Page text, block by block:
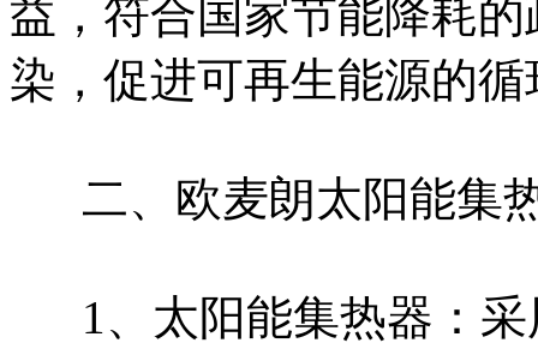
益，符合国家节能降耗
染，促进可再生能源的
二、欧麦朗太阳能集
1、太阳能集热器：